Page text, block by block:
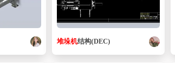
堆垛机结构(DEC)